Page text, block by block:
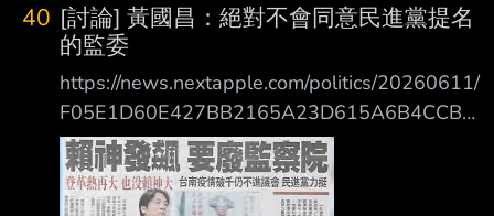
40 [討論] 黃國昌：絕對不會同意民進黨提名
的監委
https://news.nextapple.com/politics/20260611/
F05E1D60E427BB2165A23D615A6B4CCB
黃國昌今晚在臉書發文表示，民進黨在吃到甜頭
後，已經背棄了廢除監察院的理念，但民眾 黨
始終堅持到底。因此，民眾黨不僅拒絕推薦任何